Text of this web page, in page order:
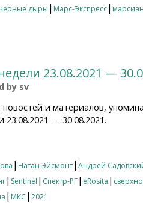
дыры | Марс-Экспресс|
23.08.2021 —
by sv
новостей и материалов,
— 30.08.2021.
| Натан Эйсмонт| Андрей
| Sentinel | Спектр-РГ| eRosita |
| МКС | 2021